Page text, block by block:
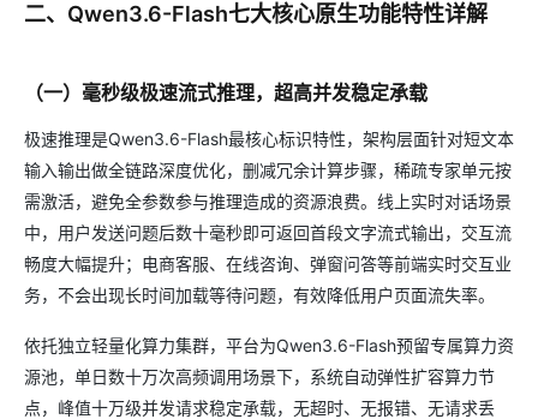
二、Qwen3.6-Flash七大核心原生功能特性详解
（一）毫秒级极速流式推理，超高并发稳定承载
极速推理是Qwen3.6-Flash最核心标识特性，架构层面针对短文本
输入输出做全链路深度优化，删减冗余计算步骤，稀疏专家单元按
需激活，避免全参数参与推理造成的资源浪费。线上实时对话场景
中，用户发送问题后数十毫秒即可返回首段文字流式输出，交互流
畅度大幅提升；电商客服、在线咨询、弹窗问答等前端实时交互业
务，不会出现长时间加载等待问题，有效降低用户页面流失率。
依托独立轻量化算力集群，平台为Qwen3.6-Flash预留专属算力资
源池，单日数十万次高频调用场景下，系统自动弹性扩容算力节
点，峰值十万级并发请求稳定承载，无超时、无报错、无请求丢